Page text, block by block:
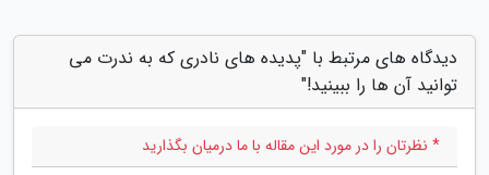
دیدگاه های مرتبط با "پدیده های نادری که به ندرت می
توانید آن ها را ببینید!"
* نظرتان را در مورد این مقاله با ما درمیان بگذارید